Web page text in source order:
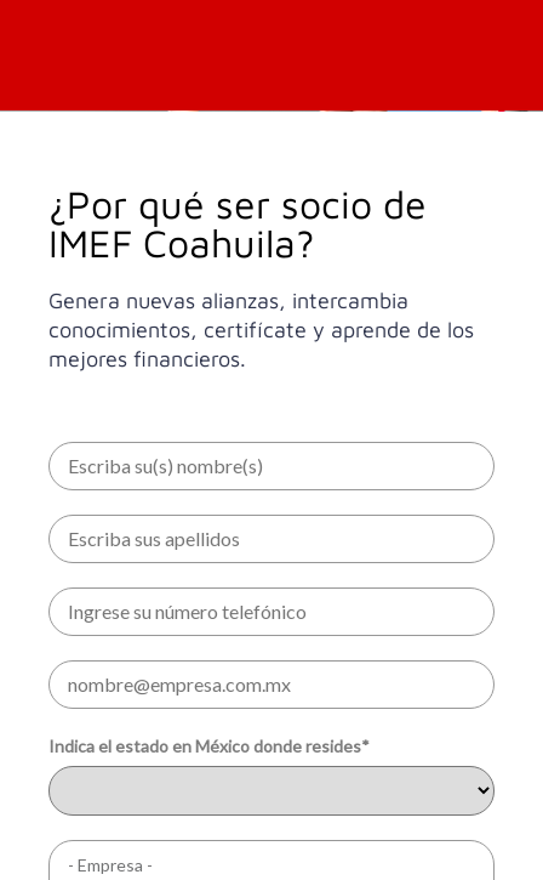
¿Por qué ser socio de
IMEF Coahuila?
Genera nuevas alianzas, intercambia
conocimientos, certifícate y aprende de los
mejores financieros.
Indica el estado en México donde resides*